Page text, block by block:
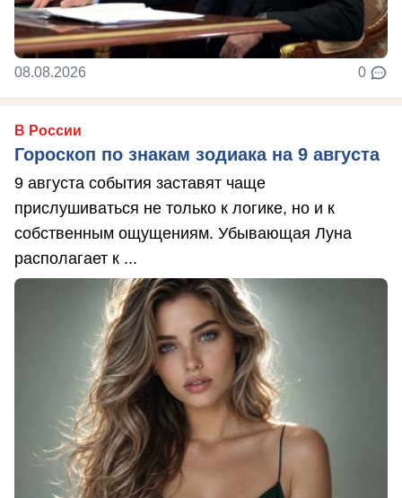
08.08.2026 0
В России
Гороскоп по знакам зодиака на 9 августа
9 августа события заставят чаще
прислушиваться не только к логике, но и к
собственным ощущениям. Убывающая Луна
располагает к ...